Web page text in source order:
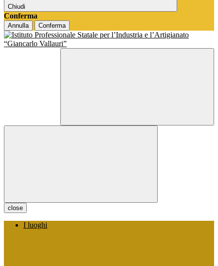
Chiudi
Conferma
Annulla Conferma
close
I luoghi